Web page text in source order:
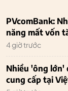
PVcomBank:
năng mất vốn
4 giờ trước
Nhiều 'ông lớn'
cung cấp tại